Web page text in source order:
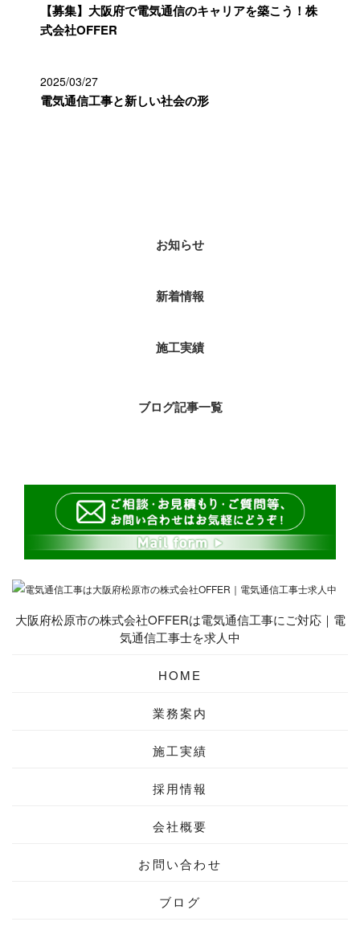
【募集】大阪府で電気通信のキャリアを築こう！株
式会社OFFER
2025/03/27
電気通信工事と新しい社会の形
お知らせ
新着情報
施工実績
ブログ記事一覧
大阪府松原市の株式会社OFFERは電気通信工事にご対応｜電
気通信工事士を求人中
HOME
業務案内
施工実績
採用情報
会社概要
お問い合わせ
ブログ